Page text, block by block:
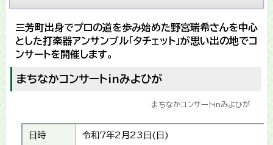
三芳町出身でプロの道を歩み始めた野宮瑞希さんを中心
とした打楽器アンサンブル「タチェット」が思い出の地でコ
ンサートを開催します。
まちなかコンサートinみよひが
まちなかコンサートinみよひが
日時
令和7年2月23日(日)